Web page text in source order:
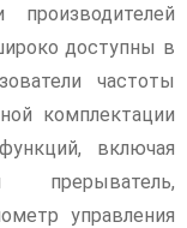
доступны в
частоты
комплектации
включая
прерыватель,
управления